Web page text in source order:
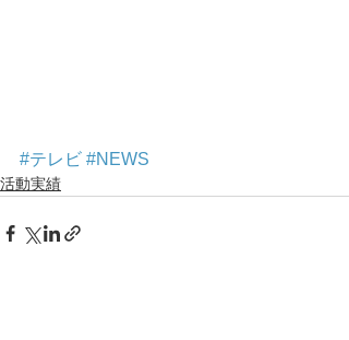
#テレビ #NEWS
活動実績